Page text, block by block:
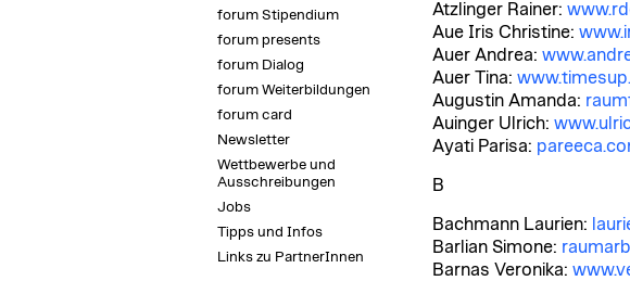
forum Stipendium
forum presents
forum Dialog
forum Weiterbildungen
forum card
Newsletter
Wettbewerbe und
Ausschreibungen
Jobs
Tipps und Infos
Links zu PartnerInnen
Atzlinger Rainer:
Aue Iris Christine:
Auer Andrea:
Auer Tina:
Augustin Amanda:
Auinger Ulrich:
Ayati Parisa:
B
Bachmann Laurien:
Barlian Simone:
Barnas Veronika: